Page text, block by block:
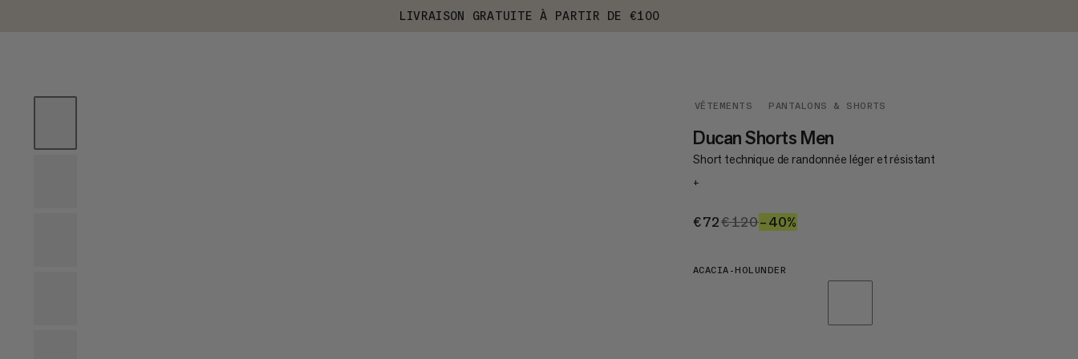
LIVRAISON GRATUITE À PARTIR DE €100
VÊTEMENTS PANTALONS & SHORTS
Ducan Shorts Men
Short technique de randonnée léger et résistant
+
€72€72
€120€120
–40%
ACACIA-HOLUNDER